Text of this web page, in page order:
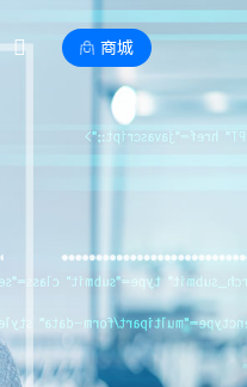
商城